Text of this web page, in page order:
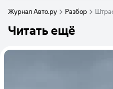
Журнал Авто.ру Разбор
Читать ещё